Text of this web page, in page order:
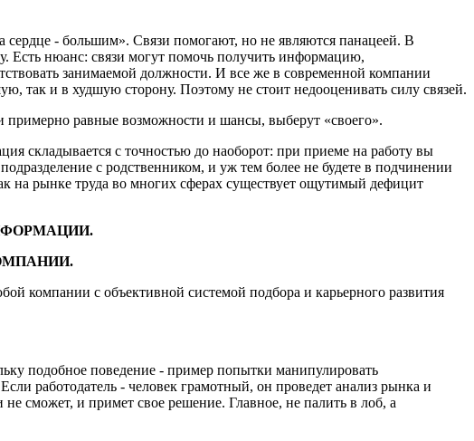
- большим». Связи помогают, но не являются панацеей. В
Есть нюанс: связи могут помочь получить информацию,
занимаемой должности. И все же в современной компании
так и в худшую сторону. Поэтому не стоит недооценивать силу связей.
примерно равные возможности и шансы, выберут «своего».
складывается с точностью до наоборот: при приеме на работу вы
с родственником, и уж тем более не будете в подчинении
на рынке труда во многих сферах существует ощутимый дефицит
компании с объективной системой подбора и карьерного развития
подобное поведение - пример попытки манипулировать
работодатель - человек грамотный, он проведет анализ рынка и
сможет, и примет свое решение. Главное, не палить в лоб, а